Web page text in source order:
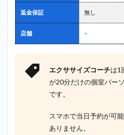
返金保証 無し
店舗 –
エクササイズコーチは1
が20分だけの個室パー
です。
スマホで当日予約が可
ありません。